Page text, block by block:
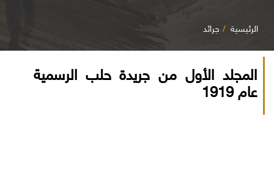
الرئيسية جرائد
المجلد الأول من جريدة حلب الرسمية
عام 1919